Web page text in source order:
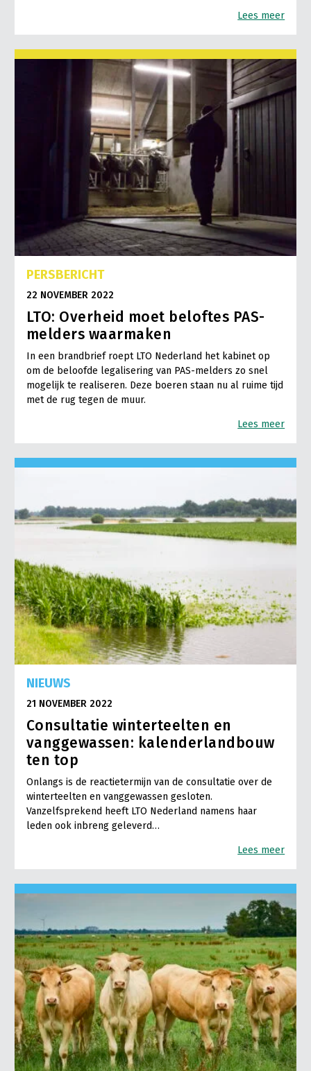
Lees meer
PERSBERICHT
22 NOVEMBER 2022
LTO: Overheid moet beloftes PAS-
melders waarmaken
In een brandbrief roept LTO Nederland het kabinet op
om de beloofde legalisering van PAS-melders zo snel
mogelijk te realiseren. Deze boeren staan nu al ruime tijd
met de rug tegen de muur.
Lees meer
NIEUWS
21 NOVEMBER 2022
Consultatie winterteelten en
vanggewassen: kalenderlandbouw
ten top
Onlangs is de reactietermijn van de consultatie over de
winterteelten en vanggewassen gesloten.
Vanzelfsprekend heeft LTO Nederland namens haar
leden ook inbreng geleverd…
Lees meer